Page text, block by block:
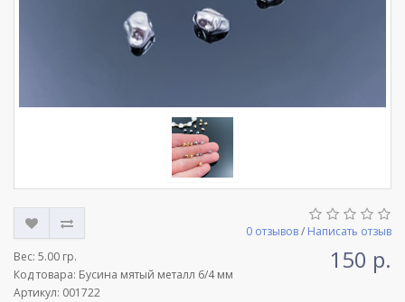
0 отзывов/ Написать отзыв
Вес: 5.00 гр.
Код товара: Бусина мятый металл 6/4 мм
Артикул: 001722
150 р.